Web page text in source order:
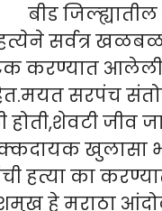
केज
सर्वत्र खळबळ
करण्यात आलेली
सरपंच
जीव
खुलासा
हत्या का
हे मराठा